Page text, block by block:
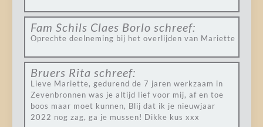
Fam Schils Claes Borlo schreef:
Oprechte deelneming bij het overlijden van Mariette
Bruers Rita schreef:
Lieve Mariette, gedurend de 7 jaren werkzaam in
Zevenbronnen was je altijd lief voor mij, af en toe
boos maar moet kunnen, Blij dat ik je nieuwjaar
2022 nog zag, ga je mussen! Dikke kus xxx